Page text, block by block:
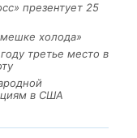
презентует 25
холода»
третье место в
в США